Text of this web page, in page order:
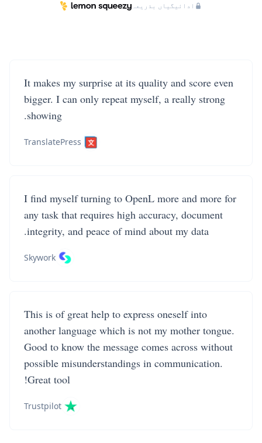
ادائیگیاں بذریعہ
It makes my surprise at its quality and score even
bigger. I can only repeat myself, a really strong
showing.
TranslatePress
I find myself turning to OpenL more and more for
any task that requires high accuracy, document
integrity, and peace of mind about my data.
Skywork
This is of great help to express oneself into
another language which is not my mother tongue.
Good to know the message comes across without
possible misunderstandings in communication.
Great tool!
Trustpilot